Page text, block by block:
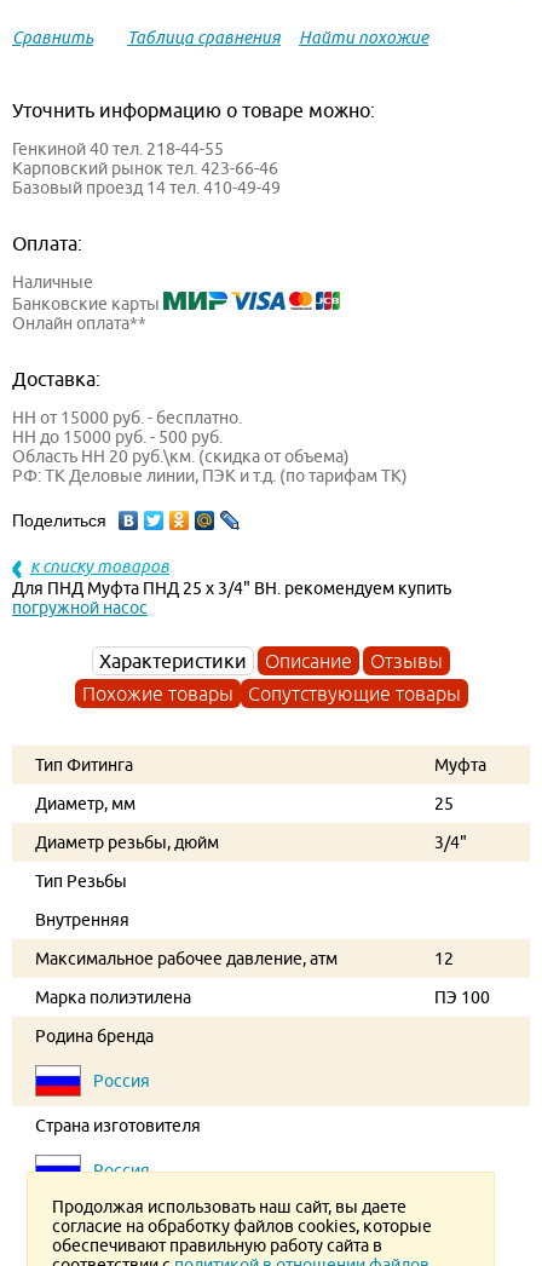
Сравнить Таблица сравнения Найти похожие
Уточнить информацию о товаре можно:
Генкиной 40 тел. 218-44-55
Карповский рынок тел. 423-66-46
Базовый проезд 14 тел. 410-49-49
Оплата:
Наличные
Банковские карты
Онлайн оплата**
Доставка:
НН от 15000 руб. - бесплатно.
НН до 15000 руб. - 500 руб.
Область НН 20 руб.\км. (скидка от объема)
РФ: ТК Деловые линии, ПЭК и т.д. (по тарифам ТК)
Поделиться
к списку товаров
Для ПНД Муфта ПНД 25 х 3/4" ВН. рекомендуем купить
погружной насос
Характеристики Описание
Отзывы
Похожие товары
Сопутствующие товары
Тип Фитинга
Муфта
Диаметр, мм
25
Диаметр резьбы, дюйм
3/4"
Тип Резьбы
Внутренняя
Максимальное рабочее давление, атм
12
Марка полиэтилена
ПЭ 100
Родина бренда
Россия
Страна изготовителя
Россия
Продолжая использовать наш сайт, вы даете
согласие на обработку файлов cookies, которые
обеспечивают правильную работу сайта в